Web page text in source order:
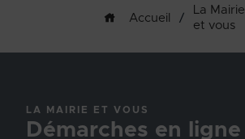
Accueil /
La Mairie
et vous
LA MAIRIE ET VOUS
Démarches en ligne